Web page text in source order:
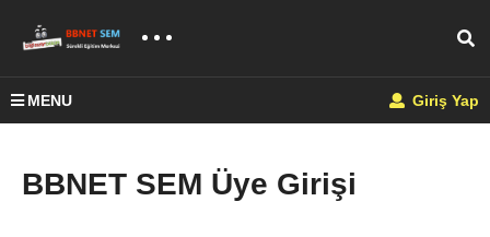
MENU Giriş Yap
BBNET SEM Üye Girişi